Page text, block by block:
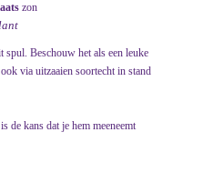
zon
Beschouw het als een leuke
via uitzaaien soortecht in stand
de kans dat je hem meeneemt